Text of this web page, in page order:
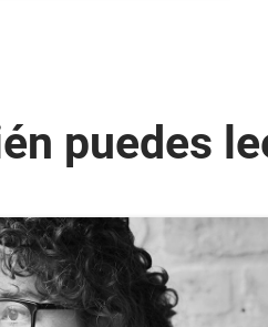
puedes